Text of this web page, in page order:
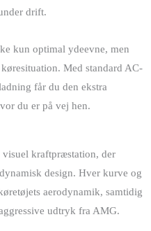
drift.
kun optimal ydeevne, men
Med standard AC-
får du den ekstra
du er på vej hen.
kraftpræstation, der
design. Hver kurve og
aerodynamik, samtidig
udtryk fra AMG.